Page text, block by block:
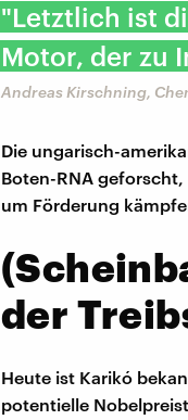
"Letztlich ist
Motor, der zu
Andreas Kirschning,
Die ungarisch-
Boten-RNA
um Förderung
der
Heute ist Karikó
potentielle